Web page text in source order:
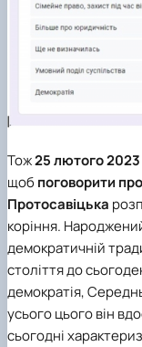
Тож25 лютого 2023
щобпоговорити
Протосавіцька
коріння.
демократичній
століття до
демократія,
усього цього він
сьогодні